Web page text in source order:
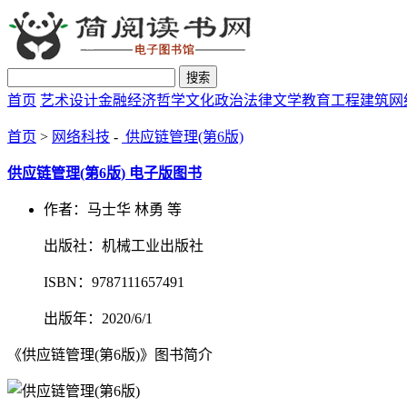
搜索
首页 艺术设计金融经济哲学文化政治法律文学教育工程建筑
首页 > 网络科技 - 供应链管理(第6版)
供应链管理(第6版) 电子版图书
作者：马士华 林勇 等
出版社：机械工业出版社
ISBN：9787111657491
出版年：2020/6/1
《供应链管理(第6版)》图书简介